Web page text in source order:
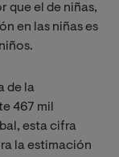
que el de niñas,
en las niñas es
de la
467 mil
esta cifra
la estimación